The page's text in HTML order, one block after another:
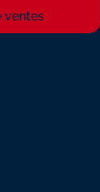
ventes